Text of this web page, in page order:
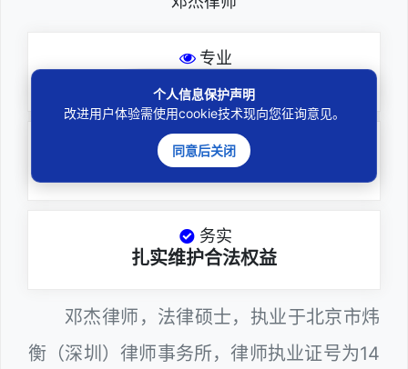
专业
尽责
全力办理委托事项
务实
扎实维护合法权益
邓杰律师，法律硕士，执业于北京市炜
衡（深圳）律师事务所，律师执业证号为14
个人信息保护声明
改进用户体验需使用cookie技术现向您征询意见。
同意后关闭